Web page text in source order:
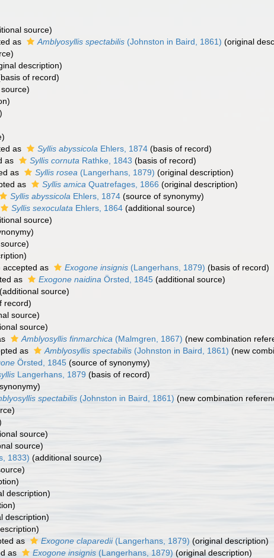
source)
as Amblyosyllis spectabilis (Johnston in Baird, 1861) (original
description)
of record)
as Syllis abyssicola Ehlers, 1874 (basis of record)
as Syllis cornuta Rathke, 1843 (basis of record)
as Syllis rosea (Langerhans, 1879) (original description)
as Syllis amica Quatrefages, 1866 (original description)
Syllis abyssicola Ehlers, 1874 (source of synonymy)
Syllis sexoculata Ehlers, 1864 (additional source)
source)
accepted as Exogone insignis (Langerhans, 1879) (basis of record)
as Exogone naidina Örsted, 1845 (additional source)
(additional source)
record)
source)
source)
Amblyosyllis finmarchica (Malmgren, 1867) (new combination
as Amblyosyllis spectabilis (Johnston in Baird, 1861) (new
Örsted, 1845 (source of synonymy)
Langerhans, 1879 (basis of record)
spectabilis (Johnston in Baird, 1861) (new combination
source)
source)
1833) (additional source)
description)
description)
as Exogone claparedii(Langerhans, 1879) (original description)
as Exogone insignis (Langerhans, 1879) (original description)